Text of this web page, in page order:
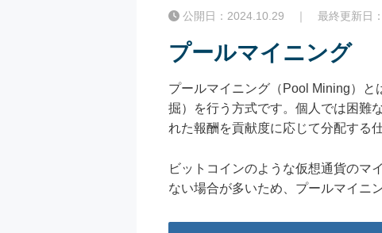
公開日：2024.10.29 ｜ 最終更新日
プールマイニング
プールマイニング（Pool Mining）
掘）を行う方式です。個人では困難
れた報酬を貢献度に応じて分配する
ビットコインのような仮想通貨のマ
ない場合が多いため、プールマイニ